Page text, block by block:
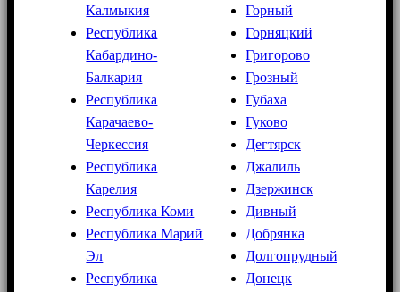
Калмыкия
Республика
Кабардино-
Балкария
Республика
Карачаево-
Черкессия
Республика
Карелия
Республика Коми
Республика Марий
Эл
Республика
Горный
Горняцкий
Григорово
Грозный
Губаха
Гуково
Дегтярск
Джалиль
Дзержинск
Дивный
Добрянка
Долгопрудный
Донецк